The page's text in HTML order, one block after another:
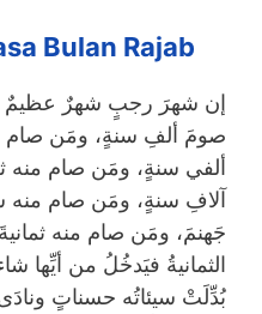
Bulan Rajab
صومَ ألفِ سنةٍ، ومَن صام
ألفي سنةٍ، ومَن صام منه
آلافِ سنةٍ، ومَن صام منه
جَهنمَ، ومَن صام منه
الثمانيةُ فيَدخُلُ من
بُدِّلَتْ سيئاتُه حسناتٍ